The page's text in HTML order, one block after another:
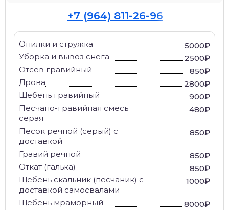
+7 (964) 811-26-96
Опилки и стружка
5000₽
Уборка и вывоз снега
2500₽
Отсев гравийный
850₽
Дрова
2800₽
Щебень гравийный
900₽
Песчано-гравийная смесь
серая
480₽
Песок речной (серый) с
доставкой
850₽
Гравий речной
850₽
Откат (галька)
850₽
Щебень скальник (песчаник) с
доставкой самосвалами
1000₽
Щебень мраморный
8000₽